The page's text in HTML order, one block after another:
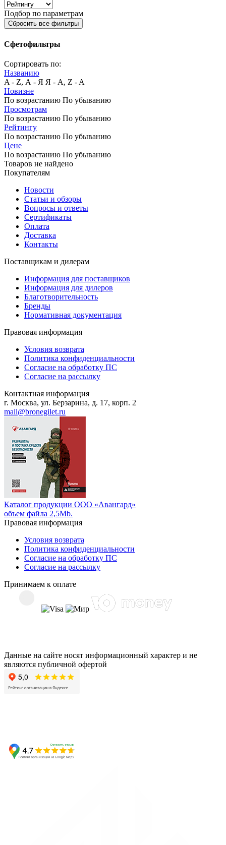
Подбор по параметрам
Сбросить все фильтры
Сфетофильтры
Сортировать по:
Названию
A - Z, А - Я Я - А, Z - A
Новизне
По возрастанию По убыванию
Просмотрам
По возрастанию По убыванию
Рейтингу
По возрастанию По убыванию
Цене
По возрастанию По убыванию
Товаров не найдено
Покупателям
Новости
Статьи и обзоры
Вопросы и ответы
Сертификаты
Оплата
Доставка
Контакты
Поставщикам и дилерам
Информация для поставщиков
Информация для дилеров
Благотворительность
Бренды
Нормативная документация
Правовая информация
Условия возврата
Политика конфиденциальности
Согласие на обработку ПС
Согласие на рассылку
Контактная информация
г. Москва, ул. Берзарина, д. 17, корп. 2
mail@bronegilet.ru
Каталог продукции ООО «Авангард»
объем файла 2,5Mb.
Правовая информация
Условия возврата
Политика конфиденциальности
Согласие на обработку ПС
Согласие на рассылку
Принимаем к оплате
Данные на сайте носят информационный характер и не
являются публичной офертой